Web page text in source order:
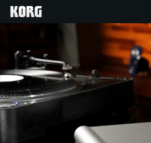
Products
Import Products